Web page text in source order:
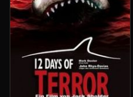
und befassen sich
neuerdings mit Se